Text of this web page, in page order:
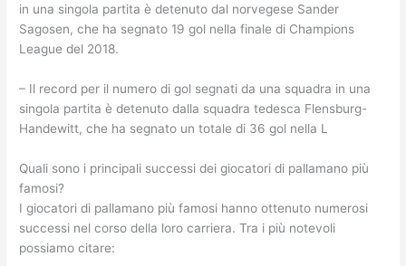
in una singola partita è detenuto dal norvegese Sander
Sagosen, che ha segnato 19 gol nella finale di Champions
League del 2018.
– Il record per il numero di gol segnati da una squadra in una
singola partita è detenuto dalla squadra tedesca Flensburg-
Handewitt, che ha segnato un totale di 36 gol nella L
Quali sono i principali successi dei giocatori di pallamano più
famosi?
I giocatori di pallamano più famosi hanno ottenuto numerosi
successi nel corso della loro carriera. Tra i più notevoli
possiamo citare: